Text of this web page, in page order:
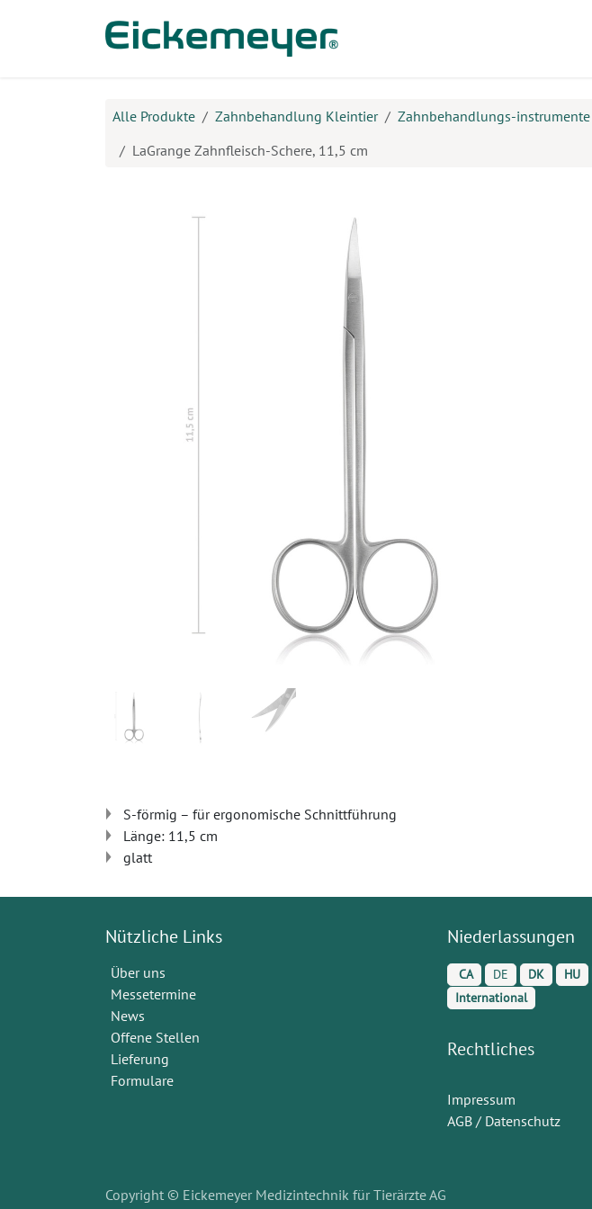
Alle Produkte Zahnbehandlung Kleintier
Zahnbehandlungs-instrumente
LaGrange Zahnfleisch-Schere, 11,5 cm
S-förmig ­– für ergonomische Schnittführung
Länge: 11,5 cm
glatt
Nützliche Links
Über uns
Messetermine
News
Offene Stellen
Lieferung
Formulare
Niederlassungen
CA DE DK HU
International
Rechtliches
Impressum
AGB / Datenschutz
Copyright © Eickemeyer Medizintechnik für Tierärzte AG